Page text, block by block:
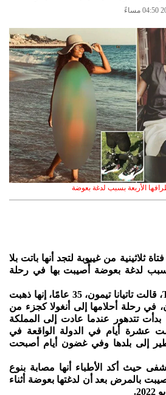
الأربعة بسبب لدغة بعوضة
ثلاثينية من غيبوبة لتجد أنها باتت بلا
لدغة بعوضة أُصيبت بها في رحلة
وبحسب صحيفة The Sun، قالت تاتيانا تيمون، 35 عامًا، إنها ذهبت
في رحلة أحلامها إلى أنغولا كجزء من
تتدهور عندما عادت إلى المملكة
عشرة أيام في الدولة الواقعة في
إلى بلدها وفي غضون أيام أصبحت
حيث أكد الأطباء أنها مصابة بنوع
بالمرض بعد أن لدغتها بعوضة أثناء